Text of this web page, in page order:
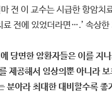
전 이 교수는 시급한 항암치
전에 있었더라면….’ 속상
당면한 암환자들은 이를 지
제공해서 임상의뿐 아니라
야라 최대한 대비할수록